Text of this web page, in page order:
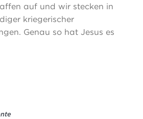
auf und wir stecken in
kriegerischer
Genau so hat Jesus es